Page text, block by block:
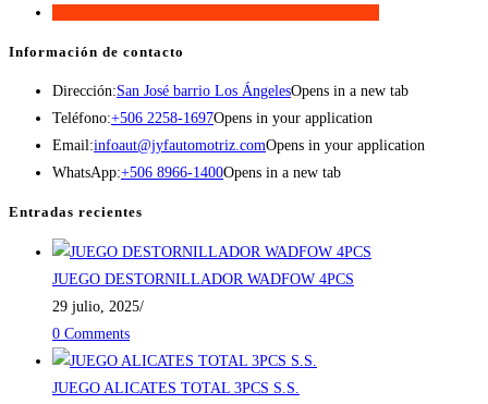
Información de contacto
Dirección:San José barrio Los ÁngelesOpens in a new tab
Teléfono:+506 2258-1697Opens in your application
Email:infoaut@jyfautomotriz.comOpens in your application
WhatsApp:+506 8966-1400Opens in a new tab
Entradas recientes
JUEGO DESTORNILLADOR WADFOW 4PCS
29 julio, 2025/
0 Comments
JUEGO ALICATES TOTAL 3PCS S.S.